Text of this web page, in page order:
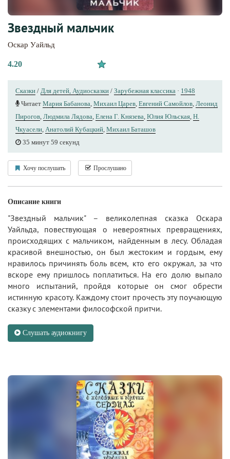
Звездный мальчик
Оскар Уайльд
4.20
Сказки / Для детей, Аудиосказки / Зарубежная классика · 1948
Читает Мария Бабанова Михаил Царев Евгений Самойлов Леонид
Пирогов Людмила Лядова Елена Г. Князева Юлия Юльская Н.
Чкуасели Анатолий Кубацкий Михаил Баташов
35 минут 59 секунд
Хочу послушать Прослушано
Описание книги
"Звездный мальчик" – великолепная сказка Оскара
Уайльда, повествующая о невероятных превращениях,
происходящих с мальчиком, найденным в лесу. Обладая
красивой внешностью, он был жестоким и гордым, ему
нравилось причинять боль всем, кто его окружал, за что
вскоре ему пришлось поплатиться. На его долю выпало
много испытаний, пройдя которые он смог обрести
истинную красоту. Каждому стоит прочесть эту поучающую
сказку с элементами философской притчи.
Слушать аудиокнигу